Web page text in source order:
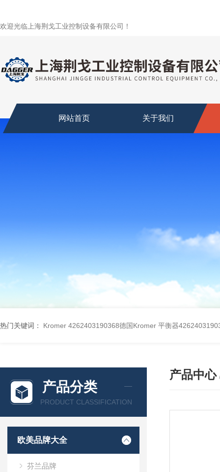
欢迎光临上海荆戈工业控制设备有限公司！
网站首页 关于我们
热门关键词： Kromer 4262403190368德国Kromer 平衡器
产品分类
PRODUCT CLASSIFICATION
欧美品牌大全
芬兰品牌
产品中心